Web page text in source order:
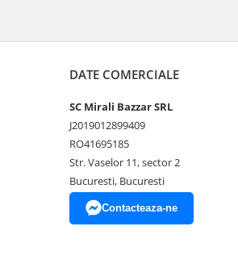
DATE COMERCIALE
SC Mirali Bazzar SRL
J2019012899409
RO41695185
Str. Vaselor 11, sector 2
Bucuresti, Bucuresti
Contacteaza-ne